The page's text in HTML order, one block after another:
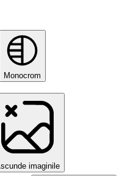
Monocrom
imaginile